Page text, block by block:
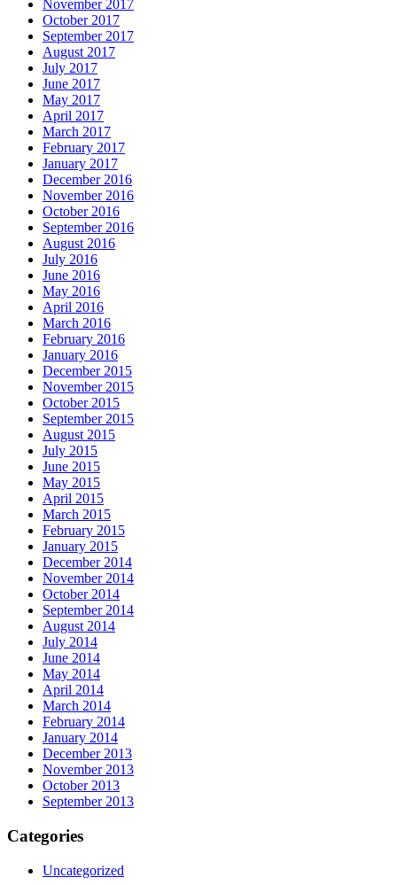
November 2017
October 2017
September 2017
August 2017
July 2017
June 2017
May 2017
April 2017
March 2017
February 2017
January 2017
December 2016
November 2016
October 2016
September 2016
August 2016
July 2016
June 2016
May 2016
April 2016
March 2016
February 2016
January 2016
December 2015
November 2015
October 2015
September 2015
August 2015
July 2015
June 2015
May 2015
April 2015
March 2015
February 2015
January 2015
December 2014
November 2014
October 2014
September 2014
August 2014
July 2014
June 2014
May 2014
April 2014
March 2014
February 2014
January 2014
December 2013
November 2013
October 2013
September 2013
Categories
Uncategorized